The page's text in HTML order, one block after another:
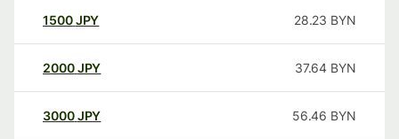
1500JPY 28.23 BYN
2000JPY 37.64 BYN
3000JPY 56.46 BYN